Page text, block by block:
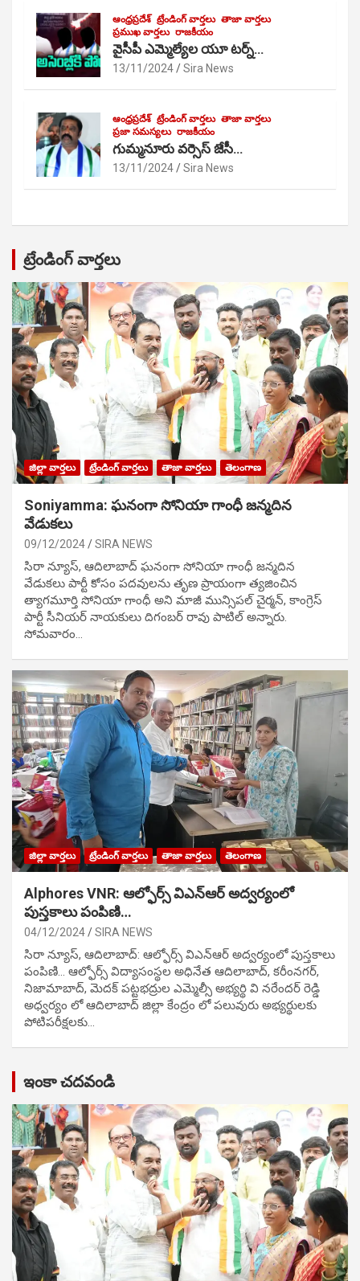
ఆంధ్రప్రదేశ్ ట్రేండింగ్ వార్తలు తాజా వార్తలు
ప్రముఖ వార్తలు రాజకీయం
వైసీపీ ఎమ్మెల్యేల యూ టర్న్…
13/11/2024 Sira News
ఆంధ్రప్రదేశ్ ట్రేండింగ్ వార్తలు తాజా వార్తలు
ప్రజా సమస్యలు రాజకీయం
గుమ్మనూరు వర్సెస్ జేసీ…
13/11/2024 Sira News
ట్రేండింగ్ వార్తలు
జిల్లా వార్తలు ట్రేండింగ్ వార్తలు తాజా వార్తలు తెలంగాణ
Soniyamma: ఘ‌నంగా సోనియా గాంధీ జ‌న్మ‌దిన
వేడుక‌లు
09/12/2024 SIRA NEWS
సిరా న్యూస్, ఆదిలాబాద్ ఘ‌నంగా సోనియా గాంధీ జ‌న్మ‌దిన
వేడుక‌లు పార్టీ కోసం ప‌ద‌వుల‌ను తృణ ప్రాయంగా త్య‌జించిన
త్యాగమూర్తి సోనియా గాంధీ అని మాజీ మున్సిప‌ల్ చైర్మ‌న్, కాంగ్రెస్
పార్టీ సీనియ‌ర్ నాయ‌కులు దిగంబ‌ర్ రావు పాటిల్ అన్నారు.
సోమవారం…
జిల్లా వార్తలు ట్రేండింగ్ వార్తలు తాజా వార్తలు తెలంగాణ
Alphores VNR: ఆల్ఫోర్స్ విఎన్ఆర్ అద్వర్యంలో
పుస్తకాలు పంపిణి…
04/12/2024 SIRA NEWS
సిరా న్యూస్, ఆదిలాబాద్: ఆల్ఫోర్స్ విఎన్ఆర్ అద్వర్యంలో పుస్తకాలు
పంపిణి… ఆల్ఫోర్స్ విద్యాసంస్థల అధినేత ఆదిలాబాద్, కరీంనగర్,
నిజామాబాద్, మెదక్ పట్టభద్రుల ఎమ్మెల్సీ అభ్యర్థి వి నరేందర్ రెడ్డి
అధ్వర్యం లో ఆదిలాబాద్ జిల్లా కేంద్రం లో పలువురు అభ్యర్థులకు
పోటిప‌రీక్ష‌ల‌కు…
ఇంకా చదవండి